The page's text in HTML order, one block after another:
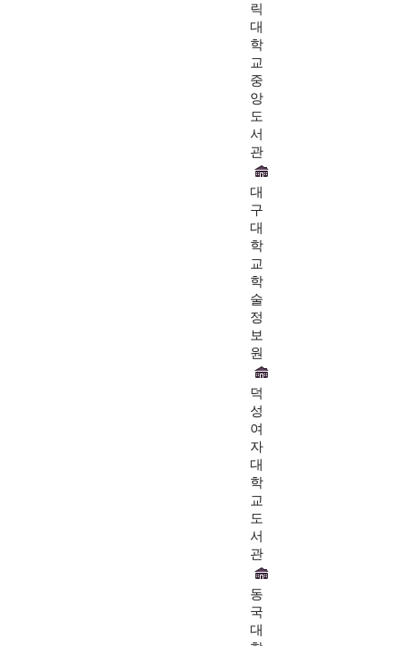
릭
대
학
교
중
앙
도
서
관
대
구
대
학
교
학
술
정
보
원
덕
성
여
자
대
학
교
도
서
관
동
국
대